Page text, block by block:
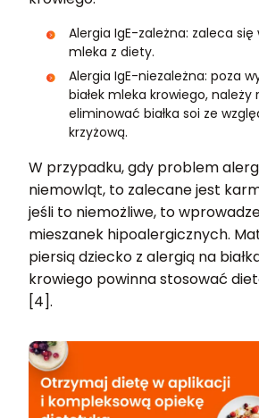
Alergia IgE-zależna: zaleca się
mleka z diety.
Alergia IgE-niezależna: poza
białek mleka krowiego, należy
eliminować białka soi ze
krzyżową.
W przypadku, gdy problem
niemowląt, to zalecane jest
jeśli to niemożliwe, to
mieszanek hipoalergicznych.
piersią dziecko z alergią na
krowiego powinna stosować
[4].